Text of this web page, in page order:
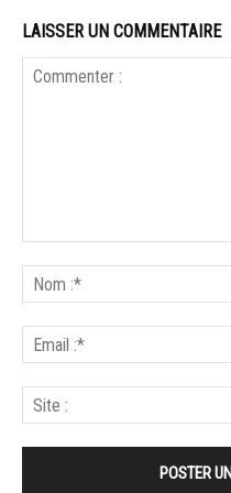
LAISSER UN COMMENTAIRE